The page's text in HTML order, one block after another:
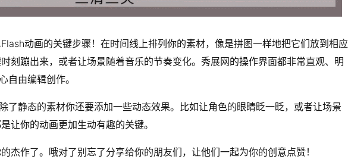
动画的关键步骤！在时间线上排列你的素材，像是拼图一样地把它们放到相应
刻蹦出来，或者让场景随着音乐的节奏变化。秀展网的操作界面都非常直观、明
自由编辑创作。
了静态的素材你还要添加一些动态效果。比如让角色的眼睛眨一眨，或者让场景
让你的动画更加生动有趣的关键。
杰作了。哦对了别忘了分享给你的朋友们，让他们一起为你的创意点赞！